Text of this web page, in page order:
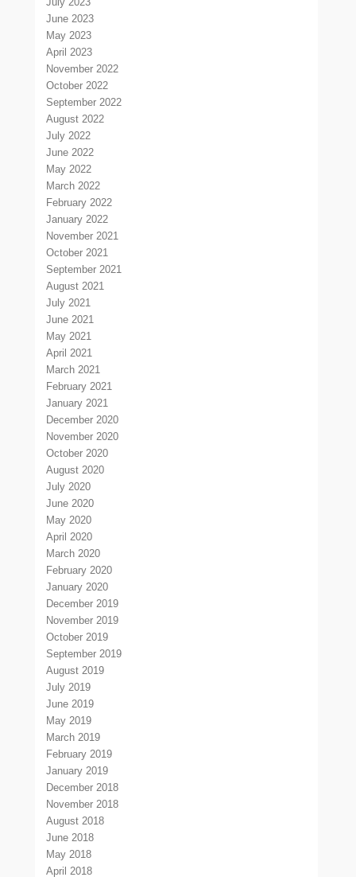
June 2023
May 2023
April 2023
November 2022
October 2022
September 2022
August 2022
July 2022
June 2022
May 2022
March 2022
February 2022
January 2022
November 2021
October 2021
September 2021
August 2021
July 2021
June 2021
May 2021
April 2021
March 2021
February 2021
January 2021
December 2020
November 2020
October 2020
August 2020
July 2020
June 2020
May 2020
April 2020
March 2020
February 2020
January 2020
December 2019
November 2019
October 2019
September 2019
August 2019
July 2019
June 2019
May 2019
March 2019
February 2019
January 2019
December 2018
November 2018
August 2018
June 2018
May 2018
April 2018